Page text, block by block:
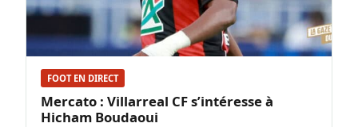
FOOT EN DIRECT
Mercato : Villarreal CF s’intéresse à
Hicham Boudaoui